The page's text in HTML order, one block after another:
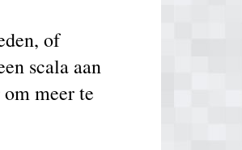
of
scala aan
meer te